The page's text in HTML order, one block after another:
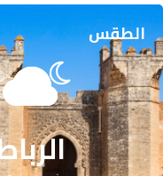
الطقس